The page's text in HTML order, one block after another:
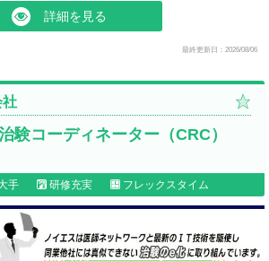
詳細を見る
最終更新日：2026/08/06
社
験コーディネーター（CRC）
手 研修充実 フレックスタイム